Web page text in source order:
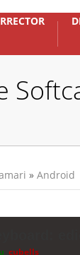
» Android
cubells